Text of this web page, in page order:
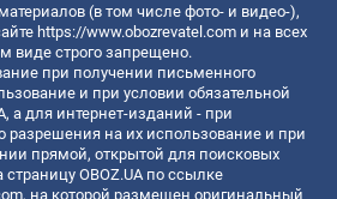
(в том числе фото- и видео-),
https://www.obozrevatel.com и на всех
виде строго запрещено.
при получении письменного
и при условии обязательной
а для интернет-изданий - при
разрешения на их использование и при
прямой, открытой для поисковых
OBOZ.UA по ссылке
, на которой размещен оригинальный